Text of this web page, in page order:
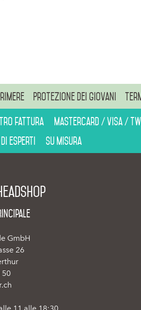
Protezione dei giovani
fattura Mastercard / Visa /
esperti
Su misura
GmbH
26
50